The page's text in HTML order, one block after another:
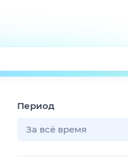
Поиск
ТВ-программа
Период
За всё время